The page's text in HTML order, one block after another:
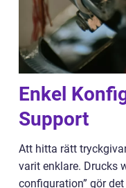
Enkel
Support
Att hitta rätt
varit enklare. Drucks
configuration” gör